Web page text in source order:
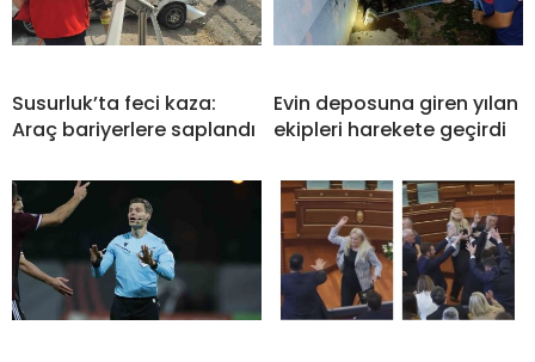
Susurluk’ta feci kaza:
Araç bariyerlere saplandı
Evin deposuna giren yılan
ekipleri harekete geçirdi